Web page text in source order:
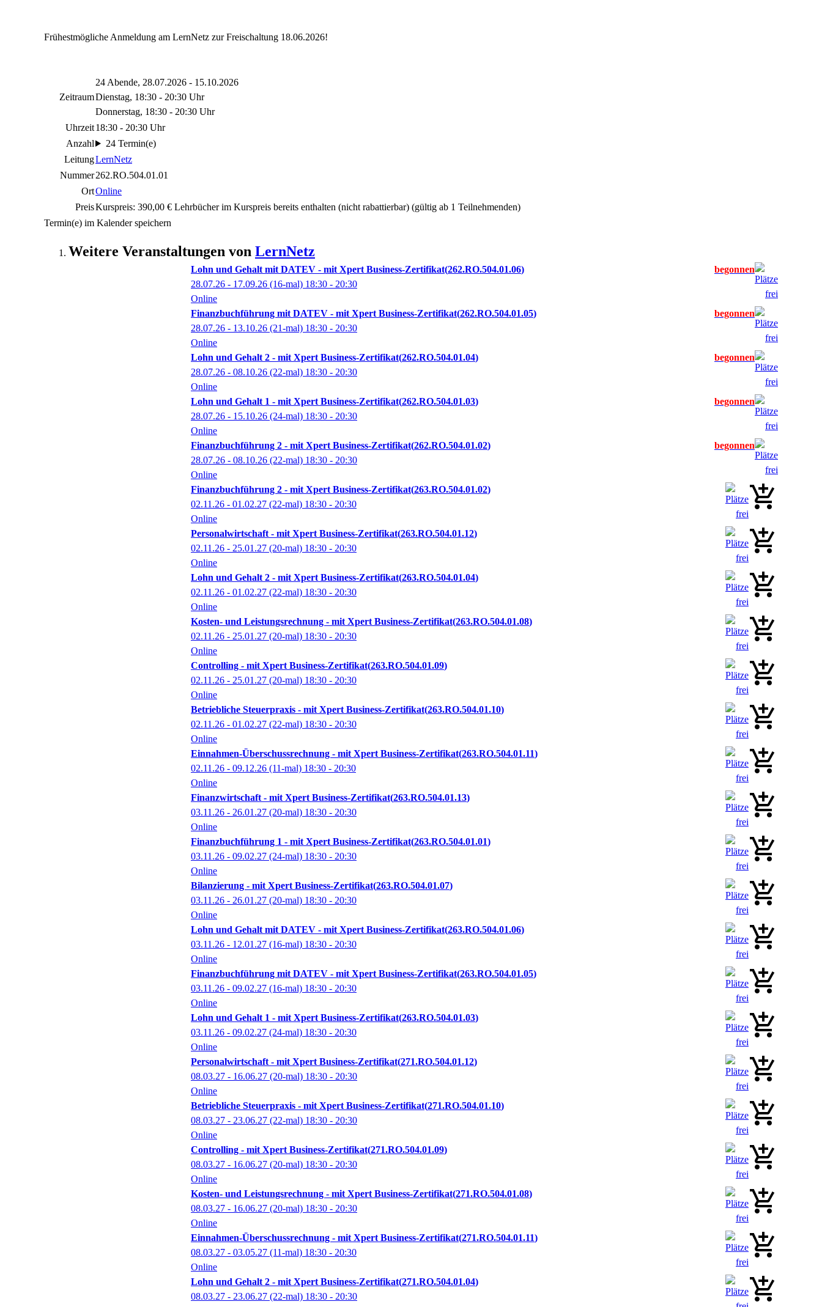
Frühestmögliche Anmeldung am LernNetz zur Freischaltung 18.06.2026!
Zeitraum
24 Abende, 28.07.2026 - 15.10.2026
Dienstag, 18:30 - 20:30 Uhr
Donnerstag, 18:30 - 20:30 Uhr
Uhrzeit18:30 - 20:30 Uhr
Anzahl
24 Termin(e)
LeitungLernNetz
Nummer262.RO.504.01.01
OrtOnline
PreisKurspreis: 390,00 € Lehrbücher im Kurspreis bereits enthalten (nicht rabattierbar) (gültig ab 1 Teilnehmenden)
Termin(e) im Kalender speichern
Weitere Veranstaltungen von LernNetz
Lohn und Gehalt mit DATEV - mit Xpert Business-Zertifikat 262.RO.504.01.06
28.07.26 - 17.09.26 (16-mal) 18:30 - 20:30
Online
Finanzbuchführung mit DATEV - mit Xpert Business-Zertifikat 262.RO.504.01.05
28.07.26 - 13.10.26 (21-mal) 18:30 - 20:30
Online
Lohn und Gehalt 2 - mit Xpert Business-Zertifikat 262.RO.504.01.04
28.07.26 - 08.10.26 (22-mal) 18:30 - 20:30
Online
Lohn und Gehalt 1 - mit Xpert Business-Zertifikat 262.RO.504.01.03
28.07.26 - 15.10.26 (24-mal) 18:30 - 20:30
Online
Finanzbuchführung 2 - mit Xpert Business-Zertifikat 262.RO.504.01.02
28.07.26 - 08.10.26 (22-mal) 18:30 - 20:30
Online
Finanzbuchführung 2 - mit Xpert Business-Zertifikat 263.RO.504.01.02
02.11.26 - 01.02.27 (22-mal) 18:30 - 20:30
Online
Personalwirtschaft - mit Xpert Business-Zertifikat 263.RO.504.01.12
02.11.26 - 25.01.27 (20-mal) 18:30 - 20:30
Online
Lohn und Gehalt 2 - mit Xpert Business-Zertifikat 263.RO.504.01.04
02.11.26 - 01.02.27 (22-mal) 18:30 - 20:30
Online
Kosten- und Leistungsrechnung - mit Xpert Business-Zertifikat 263.RO.504.01.08
02.11.26 - 25.01.27 (20-mal) 18:30 - 20:30
Online
Controlling - mit Xpert Business-Zertifikat 263.RO.504.01.09
02.11.26 - 25.01.27 (20-mal) 18:30 - 20:30
Online
Betriebliche Steuerpraxis - mit Xpert Business-Zertifikat 263.RO.504.01.10
02.11.26 - 01.02.27 (22-mal) 18:30 - 20:30
Online
Einnahmen-Überschussrechnung - mit Xpert Business-Zertifikat 263.RO.504.01.11
02.11.26 - 09.12.26 (11-mal) 18:30 - 20:30
Online
Finanzwirtschaft - mit Xpert Business-Zertifikat 263.RO.504.01.13
03.11.26 - 26.01.27 (20-mal) 18:30 - 20:30
Online
Finanzbuchführung 1 - mit Xpert Business-Zertifikat 263.RO.504.01.01
03.11.26 - 09.02.27 (24-mal) 18:30 - 20:30
Online
Bilanzierung - mit Xpert Business-Zertifikat 263.RO.504.01.07
03.11.26 - 26.01.27 (20-mal) 18:30 - 20:30
Online
Lohn und Gehalt mit DATEV - mit Xpert Business-Zertifikat 263.RO.504.01.06
03.11.26 - 12.01.27 (16-mal) 18:30 - 20:30
Online
Finanzbuchführung mit DATEV - mit Xpert Business-Zertifikat 263.RO.504.01.05
03.11.26 - 09.02.27 (16-mal) 18:30 - 20:30
Online
Lohn und Gehalt 1 - mit Xpert Business-Zertifikat 263.RO.504.01.03
03.11.26 - 09.02.27 (24-mal) 18:30 - 20:30
Online
Personalwirtschaft - mit Xpert Business-Zertifikat 271.RO.504.01.12
08.03.27 - 16.06.27 (20-mal) 18:30 - 20:30
Online
Betriebliche Steuerpraxis - mit Xpert Business-Zertifikat 271.RO.504.01.10
08.03.27 - 23.06.27 (22-mal) 18:30 - 20:30
Online
Controlling - mit Xpert Business-Zertifikat 271.RO.504.01.09
08.03.27 - 16.06.27 (20-mal) 18:30 - 20:30
Online
Kosten- und Leistungsrechnung - mit Xpert Business-Zertifikat 271.RO.504.01.08
08.03.27 - 16.06.27 (20-mal) 18:30 - 20:30
Online
Einnahmen-Überschussrechnung - mit Xpert Business-Zertifikat 271.RO.504.01.11
08.03.27 - 03.05.27 (11-mal) 18:30 - 20:30
Online
Lohn und Gehalt 2 - mit Xpert Business-Zertifikat 271.RO.504.01.04
08.03.27 - 23.06.27 (22-mal) 18:30 - 20:30